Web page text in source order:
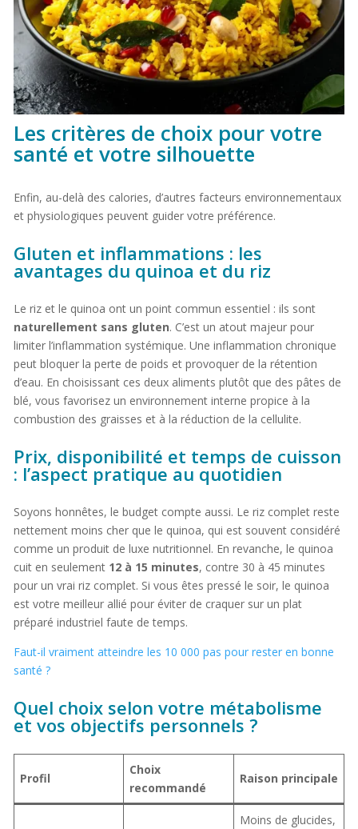
Les critères de choix pour votre
santé et votre silhouette
Enfin, au-delà des calories, d’autres facteurs environnementaux
et physiologiques peuvent guider votre préférence.
Gluten et inflammations : les
avantages du quinoa et du riz
Le riz et le quinoa ont un point commun essentiel : ils sont
naturellement sans gluten. C’est un atout majeur pour
limiter l’inflammation systémique. Une inflammation chronique
peut bloquer la perte de poids et provoquer de la rétention
d’eau. En choisissant ces deux aliments plutôt que des pâtes de
blé, vous favorisez un environnement interne propice à la
combustion des graisses et à la réduction de la cellulite.
Prix, disponibilité et temps de cuisson
: l’aspect pratique au quotidien
Soyons honnêtes, le budget compte aussi. Le riz complet reste
nettement moins cher que le quinoa, qui est souvent considéré
comme un produit de luxe nutritionnel. En revanche, le quinoa
cuit en seulement 12 à 15 minutes, contre 30 à 45 minutes
pour un vrai riz complet. Si vous êtes pressé le soir, le quinoa
est votre meilleur allié pour éviter de craquer sur un plat
préparé industriel faute de temps.
Faut-il vraiment atteindre les 10 000 pas pour rester en bonne
santé ?
Quel choix selon votre métabolisme
et vos objectifs personnels ?
Profil
Choix
recommandé
Raison principale
Moins de glucides,